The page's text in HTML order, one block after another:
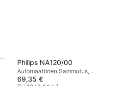
Philips NA120/00
Automaattinen Sammutus,
Liukumattomat Jalat, Irrotettava
69,35 €